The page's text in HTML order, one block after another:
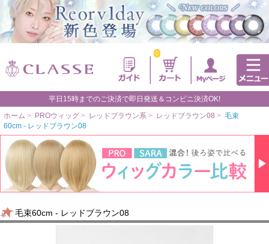
0
平日15時までのご決済で即日発送＆コンビニ決済OK!
ホーム > PROウィッグ > レッドブラウン系 > レッドブラウン08 > 毛束
60cm - レッドブラウン08
毛束60cm - レッドブラウン08